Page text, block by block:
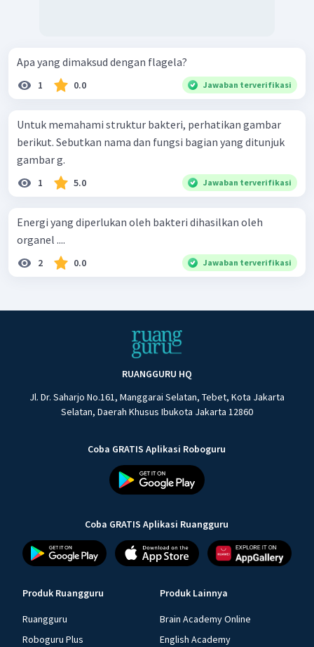
Apa yang dimaksud dengan flagela?
1 0.0 Jawaban terverifikasi
Untuk memahami struktur bakteri, perhatikan gambar
berikut. Sebutkan nama dan fungsi bagian yang ditunjuk
gambar g.
1 5.0 Jawaban terverifikasi
Energi yang diperlukan oleh bakteri dihasilkan oleh
organel ....
2 0.0 Jawaban terverifikasi
RUANGGURU HQ
Jl. Dr. Saharjo No.161, Manggarai Selatan, Tebet, Kota Jakarta
Selatan, Daerah Khusus Ibukota Jakarta 12860
Coba GRATIS Aplikasi Roboguru
Coba GRATIS Aplikasi Ruangguru
Produk Ruangguru
Ruangguru
Roboguru Plus
Produk Lainnya
Brain Academy Online
English Academy